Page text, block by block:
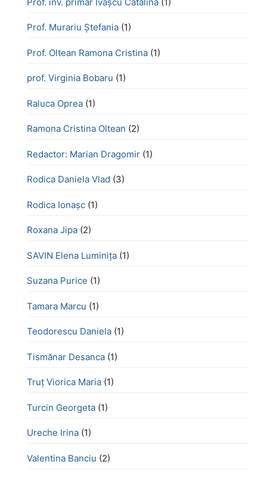
Prof. Murariu Ștefania (1)
Prof. Oltean Ramona Cristina (1)
prof. Virginia Bobaru (1)
Raluca Oprea (1)
Ramona Cristina Oltean (2)
Redactor: Marian Dragomir (1)
Rodica Daniela Vlad (3)
Rodica Ionașc (1)
Roxana Jipa (2)
SAVIN Elena Luminița (1)
Suzana Purice (1)
Tamara Marcu (1)
Teodorescu Daniela (1)
Tismănar Desanca (1)
Truț Viorica Maria (1)
Turcin Georgeta (1)
Ureche Irina (1)
Valentina Banciu (2)